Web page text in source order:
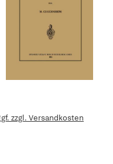
zzgl. Versandkosten